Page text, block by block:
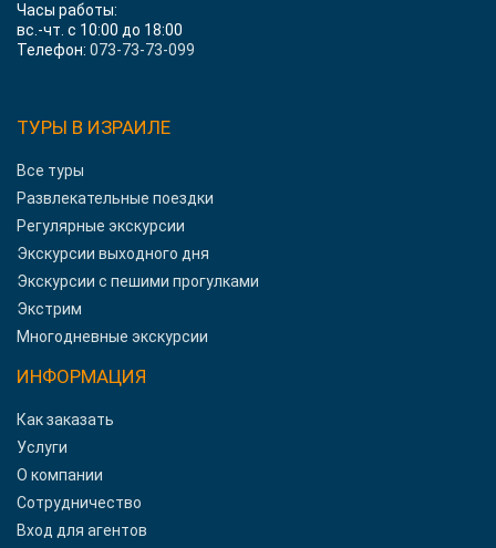
Часы работы:
вс.-чт. с 10:00 до 18:00
Телефон: 073-73-73-099
ТУРЫ В ИЗРАИЛЕ
Все туры
Развлекательные поездки
Регулярные экскурсии
Экскурсии выходного дня
Экскурсии с пешими прогулками
Экстрим
Многодневные экскурсии
ИНФОРМАЦИЯ
Как заказать
Услуги
О компании
Сотрудничество
Вход для агентов